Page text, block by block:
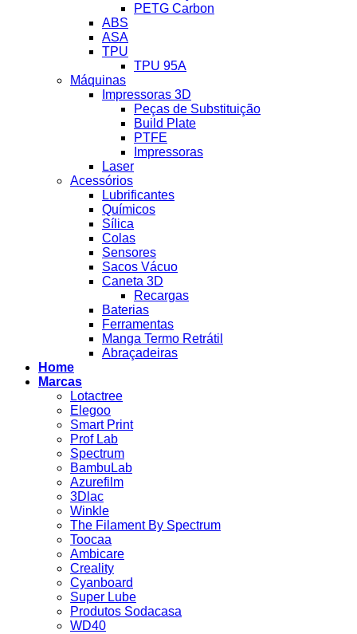
PETG Carbon
ABS
ASA
TPU
TPU 95A
Máquinas
Impressoras 3D
Peças de Substituição
Build Plate
PTFE
Impressoras
Laser
Acessórios
Lubrificantes
Químicos
Sílica
Colas
Sensores
Sacos Vácuo
Caneta 3D
Recargas
Baterias
Ferramentas
Manga Termo Retrátil
Abraçadeiras
Home
Marcas
Lotactree
Elegoo
Smart Print
Prof Lab
Spectrum
BambuLab
Azurefilm
3Dlac
Winkle
The Filament By Spectrum
Toocaa
Ambicare
Creality
Cyanboard
Super Lube
Produtos Sodacasa
WD40